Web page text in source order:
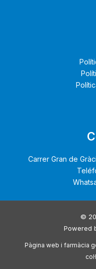
Carrer Gran de
©
Powered
Pàgina web i farmàcia